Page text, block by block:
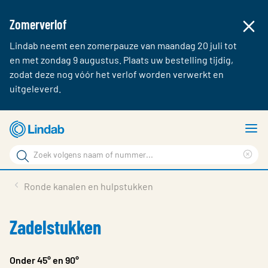
Zomerverlof
Lindab neemt een zomerpauze van maandag 20 juli tot
en met zondag 9 augustus. Plaats uw bestelling tijdig,
zodat deze nog vóór het verlof worden verwerkt en
uitgeleverd.
naar
hoofdinhoud
Zoek
Zoek
Contact
Ronde kanalen en hulpstukken
Zadelstukken
Onder 45° en 90°